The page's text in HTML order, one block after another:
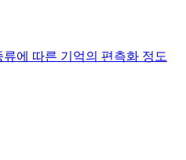
에 따른 기억의 편측화 정도